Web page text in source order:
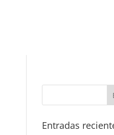
Entradas